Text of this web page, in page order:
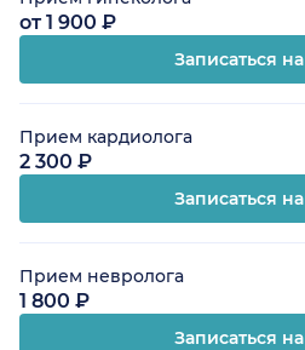
от 1 900 ₽
Записаться
Прием кардиолога
2 300 ₽
Записаться
Прием невролога
1 800 ₽
Записаться